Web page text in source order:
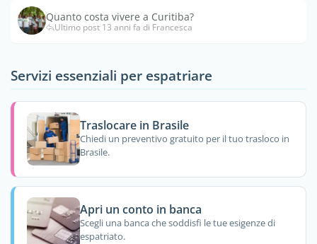
Quanto costa vivere a Curitiba?
Ultimo post 13 anni fa di Francesca
Servizi essenziali per espatriare
Traslocare in Brasile
Chiedi un preventivo gratuito per il tuo trasloco in
Brasile.
Apri un conto in banca
Scegli una banca che soddisfi le tue esigenze di
espatriato.